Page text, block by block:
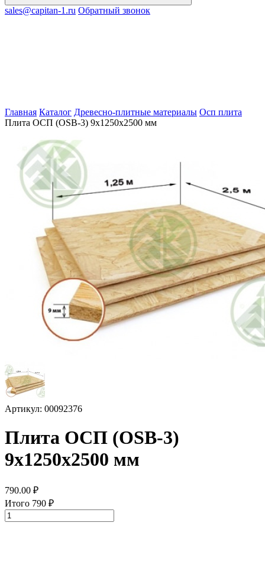
sales@capitan-1.ru Обратный звонок
Главная Каталог Древесно-плитные материалы Осп плита
Плита ОСП (OSB-3) 9х1250х2500 мм
Артикул: 00092376
Плита ОСП (OSB-3)
9х1250х2500 мм
790.00 ₽
Итого 790 ₽